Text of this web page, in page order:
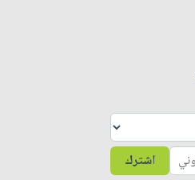
اشترك